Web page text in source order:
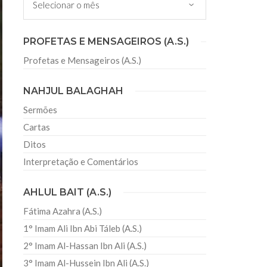
com a Embaixada da República Islâmica
Turismo no Brasil”, publicado em idioma
com os postos consulares do
pelo Brasil
reunidos no Centro Islâmico no Brasil
na sua quarta participação na Copa do Mundo.
iraniana o
PROFETAS E MENSAGEIROS (A.S.)
Profetas e Mensageiros (A.S.)
NAHJUL BALAGHAH
Sermões
Cartas
Ditos
Interpretação e Comentários
AHLUL BAIT (A.S.)
Fátima Azahra (A.S.)
1° Imam Ali Ibn Abi Táleb (A.S.)
2° Imam Al-Hassan Ibn Ali (A.S.)
3° Imam Al-Hussein Ibn Ali (A.S.)